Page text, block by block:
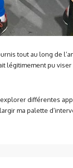
tout au long de
légitimement pu
différentes
ma palette